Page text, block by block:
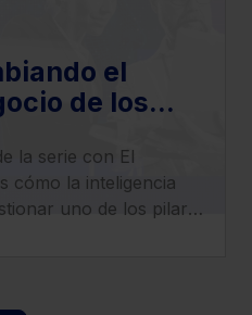
el
de los
la serie con El
cómo la inteligencia
uno de los pilares